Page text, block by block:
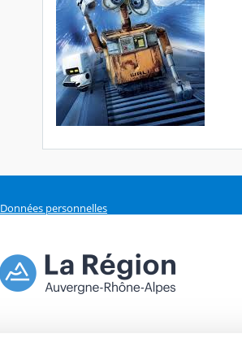
Données personnelles